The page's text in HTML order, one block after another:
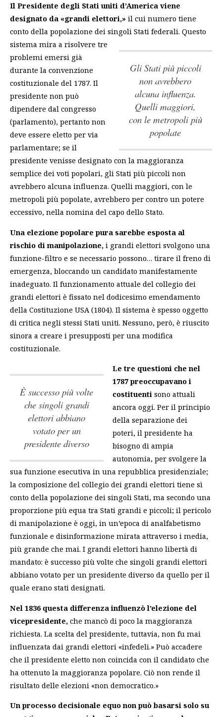
Il Presidente degli Stati uniti d’America viene
designato da «grandi elettori,» il cui numero tiene
conto della popolazione dei singoli Stati federali. Questo
sistema mi
gli Stati più piccoli
non avrebbero
alcuna influenza.
Quelli maggiori,
con le metropoli più
popolate
ra a risolvere tre
problemi emersi già
durante la convenzione
costituzionale del 1787. Il
presidente non può
dipendere dal congresso
(parlamento), pertanto non
deve essere eletto per via
parlamentare; se il
presidente venisse designato con la maggioranza
semplice dei voti popolari, gli Stati più piccoli non
avrebbero alcuna influenza. Quelli maggiori, con le
metropoli più popolate, avrebbero per contro un potere
eccessivo, nella nomina del capo dello Stato.
Una elezione popolare pura sarebbe esposta al
rischio di manipolazione, i grandi elettori svolgono una
funzione-filtro e se necessario possono… tirare il freno di
emergenza, bloccando un candidato manifestamente
inadeguato. Il funzionamento attuale del collegio dei
grandi elettori è fissato nel dodicesimo emendamento
della Costituzione USA (1804). Il sistema è spesso oggetto
di critica negli stessi Stati uniti. Nessuno, però, è riuscito
sinora a creare i presupposti per una modifica
costituzionale.
è successo più volte
che singoli grandi
elettori abbiano
votato per un
presidente diverso
Le tre questioni che nel
1787 preoccupavano i
costituentisono attuali
ancora oggi. Per il principio
della separazione dei
poteri, il presidente ha
bisogno di ampia
autonomia, per svolgere la
sua funzione esecutiva in una repubblica presidenziale;
la composizione del collegio dei grandi elettori tiene sì
conto della popolazione dei singoli Stati, ma secondo una
proporzione più equa tra Stati grandi e piccoli; il pericolo
di manipolazione è oggi, in un’epoca di analfabetismo
funzionale e disinformazione mirata attraverso i media,
più grande che mai. I grandi elettori hanno libertà di
mandato: è successo più volte che singoli grandi elettori
abbiano votato per un presidente diverso da quello per il
quale erano stati designati.
Nel 1836 questa differenza influenzò l’elezione del
vicepresidente, che mancò di poco la maggioranza
richiesta. La scelta del presidente, tuttavia, non fu mai
influenzata dai grandi elettori «infedeli.» Può accadere
che il presidente eletto non coincida con il candidato che
ha ottenuto la maggioranza popolare. Ciò non rende il
risultato delle elezioni «non democratico.»
Un processo decisionale equo non può basarsi solo su